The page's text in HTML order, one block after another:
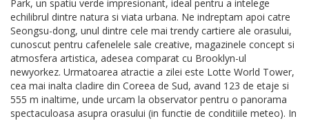
Park, un spatiu verde impresionant, ideal pentru a intelege
echilibrul dintre natura si viata urbana. Ne indreptam apoi catre
Seongsu-dong, unul dintre cele mai trendy cartiere ale orasului,
cunoscut pentru cafenelele sale creative, magazinele concept si
atmosfera artistica, adesea comparat cu Brooklyn-ul
newyorkez. Urmatoarea atractie a zilei este Lotte World Tower,
cea mai inalta cladire din Coreea de Sud, avand 123 de etaje si
555 m inaltime, unde urcam la observator pentru o panorama
spectaculoasa asupra orasului (in functie de conditiile meteo). In